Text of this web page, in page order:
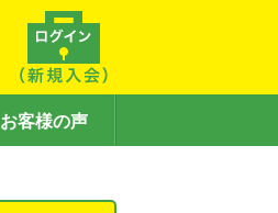
お客様の声